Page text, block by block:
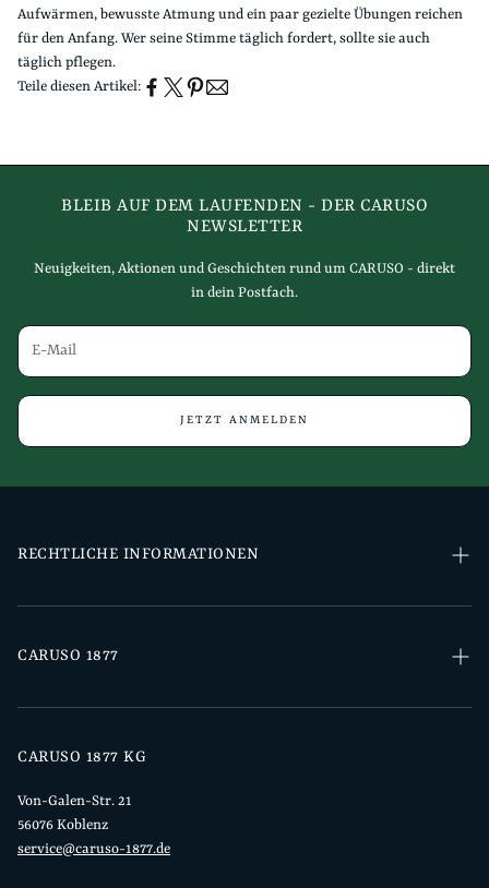
Aufwärmen, bewusste Atmung und ein paar gezielte Übungen reichen
für den Anfang. Wer seine Stimme täglich fordert, sollte sie auch
täglich pflegen.
Teile diesen Artikel:
BLEIB AUF DEM LAUFENDEN - DER CARUSO
NEWSLETTER
Neuigkeiten, Aktionen und Geschichten rund um CARUSO - direkt
in dein Postfach.
JETZT ANMELDEN
RECHTLICHE INFORMATIONEN
Impressum
Datenschutz
Versand & Lieferung
Kundenkonto
CARUSO 1877
Kontakt
Über uns
B2B Händlerzugang
Chor & Orchester Anmeldung
CARUSO 1877 KG
Von-Galen-Str. 21
56076 Koblenz
service@caruso-1877.de